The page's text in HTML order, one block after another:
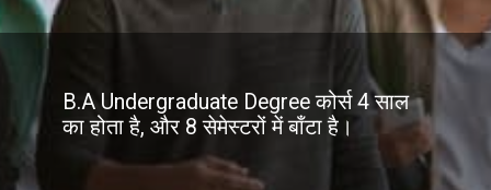
B.A Undergraduate Degree कोर्स 4 साल
का होता है, और 8 सेमेस्टरों में बाँटा है।